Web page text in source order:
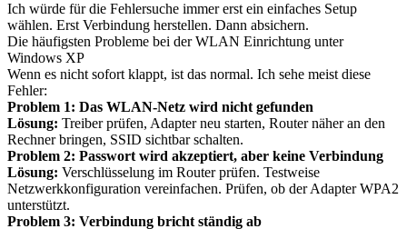
Ich würde für die Fehlersuche immer erst ein einfaches Setup
wählen. Erst Verbindung herstellen. Dann absichern.
Die häufigsten Probleme bei der WLAN Einrichtung unter
Windows XP
Wenn es nicht sofort klappt, ist das normal. Ich sehe meist diese
Fehler:
Problem 1: Das WLAN-Netz wird nicht gefunden
Lösung: Treiber prüfen, Adapter neu starten, Router näher an den
Rechner bringen, SSID sichtbar schalten.
Problem 2: Passwort wird akzeptiert, aber keine Verbindung
Lösung: Verschlüsselung im Router prüfen. Testweise
Netzwerkkonfiguration vereinfachen. Prüfen, ob der Adapter WPA2
unterstützt.
Problem 3: Verbindung bricht ständig ab